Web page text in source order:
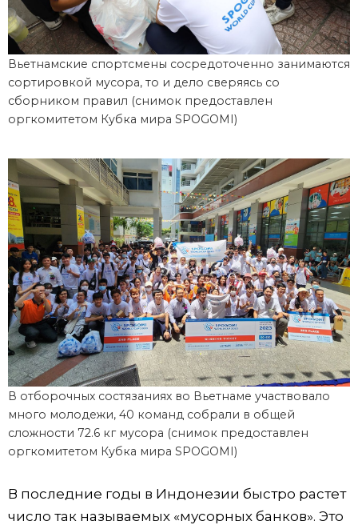
Вьетнамские спортсмены сосредоточенно занимаются
сортировкой мусора, то и дело сверяясь со
сборником правил (снимок предоставлен
оргкомитетом Кубка мира SPOGOMI)
В отборочных состязаниях во Вьетнаме участвовало
много молодежи, 40 команд собрали в общей
сложности 72.6 кг мусора (снимок предоставлен
оргкомитетом Кубка мира SPOGOMI)
В последние годы в Индонезии быстро растет
число так называемых «мусорных банков». Это